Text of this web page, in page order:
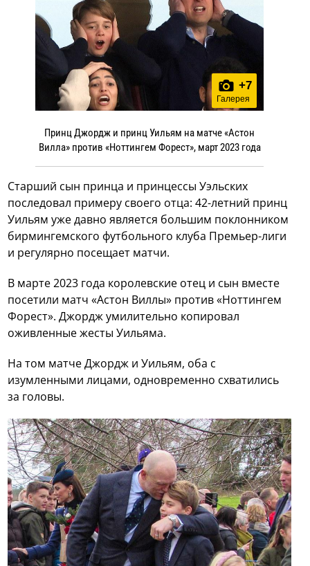
+7
Галерея
Принц Джордж и принц Уильям на матче «Астон
Вилла» против «Ноттингем Форест», март 2023 года
Старший сын принца и принцессы Уэльских
последовал примеру своего отца: 42-летний принц
Уильям уже давно является большим поклонником
бирмингемского футбольного клуба Премьер-лиги
и регулярно посещает матчи.
В марте 2023 года королевские отец и сын вместе
посетили матч «Астон Виллы» против «Ноттингем
Форест». Джордж умилительно копировал
оживленные жесты Уильяма.
На том матче Джордж и Уильям, оба с
изумленными лицами, одновременно схватились
за головы.